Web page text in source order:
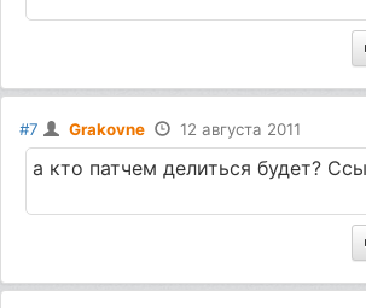
#7 Grakovne 12 августа 2011
a кто патчем делиться будет?